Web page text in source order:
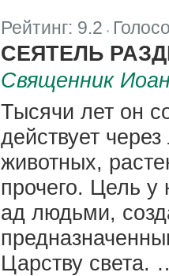
Рейтинг: 9.2 |
СЕЯТЕЛЬ
Священник
Тысячи лет он
действует
животных,
прочего. Цель у
ад людьми,
Царству света.